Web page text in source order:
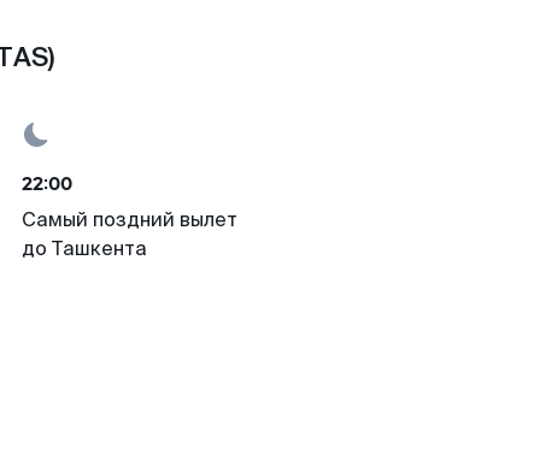
22:00
Самый поздний вылет
до Ташкента